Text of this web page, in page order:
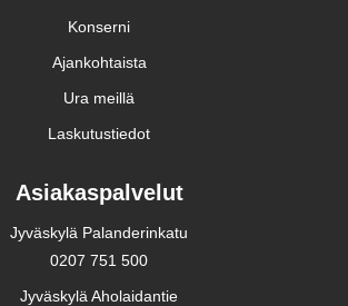
Konserni
Ajankohtaista
Ura meillä
Laskutustiedot
Asiakaspalvelut
Jyväskylä Palanderinkatu
0207 751 500
Jyväskylä Aholaidantie